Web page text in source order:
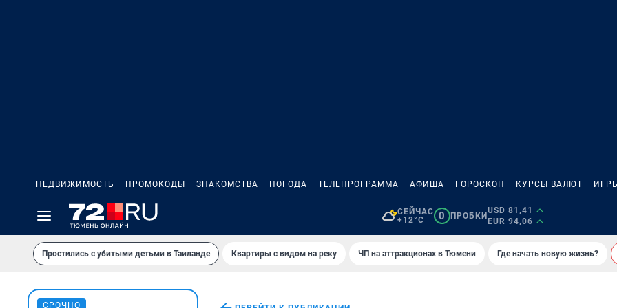
НЕДВИЖИМОСТЬ ПРОМОКОДЫ ЗНАКОМСТВА ПОГОДА ТЕЛЕПРОГРАММА АФИША ГОРОСКОП КУРСЫ ВАЛЮТ ИГРЫ
СЕЙЧАС
+12°C
0 ПРОБКИ
USD 81,41
EUR 94,06
Простились с убитыми детьми в Таиланде Квартиры с видом на реку ЧП на аттракционах в Тюмени Где начать новую жизнь?
СРОЧНО